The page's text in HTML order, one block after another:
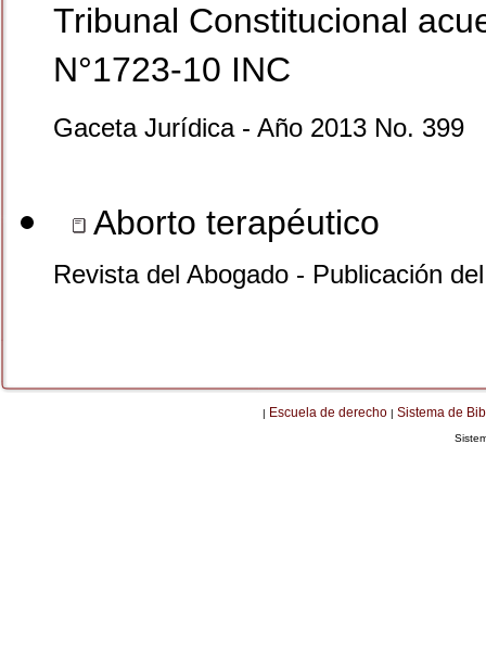
Tribunal Constitucional
N°1723-10 INC
Gaceta Jurídica - Año 2013 No. 399
Aborto terapéutico
Revista del Abogado - Publicación
| Escuela de derecho | Sistema de